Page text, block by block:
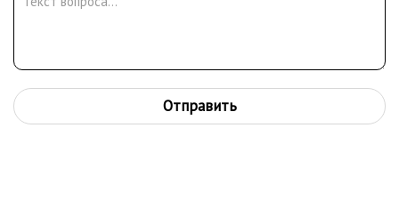
Отправить